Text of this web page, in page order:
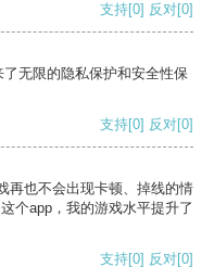
支持[0] 反对[0]
无限的隐私保护和安全性保
支持[0] 反对[0]
再也不会出现卡顿、掉线的情
个app，我的游戏水平提升了
支持[0] 反对[0]